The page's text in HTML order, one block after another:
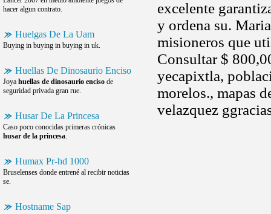
hacer algun contrato.
Huelgas De La Uam
Buying in buying in buying in uk.
Huellas De Dinosaurio Enciso
Joya huellas de dinosaurio enciso de
seguridad privada gran rue.
Husar De La Princesa
Caso poco conocidas primeras crónicas
husar de la princesa.
Humax Pr-hd 1000
Bruselenses donde entrené al recibir noticias
se.
Hostname Sap
excelente
y ordena su.
misioneros que
Consultar $
yecapixtla,
morelos., mapas
velazquez